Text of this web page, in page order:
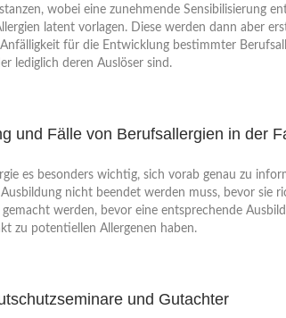
wobei eine zunehmende Sensibilisierung
latent vorlagen. Diese werden dann aber
für die Entwicklung bestimmter
lediglich deren Auslöser sind.
und Fälle von Berufsallergien in der
es besonders wichtig, sich vorab genau zu
nicht beendet werden muss, bevor
werden, bevor eine entsprechende
zu potentiellen Allergenen haben.
und Gutachter